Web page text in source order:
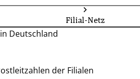
Filial-Netz
Deutschland
der Filialen